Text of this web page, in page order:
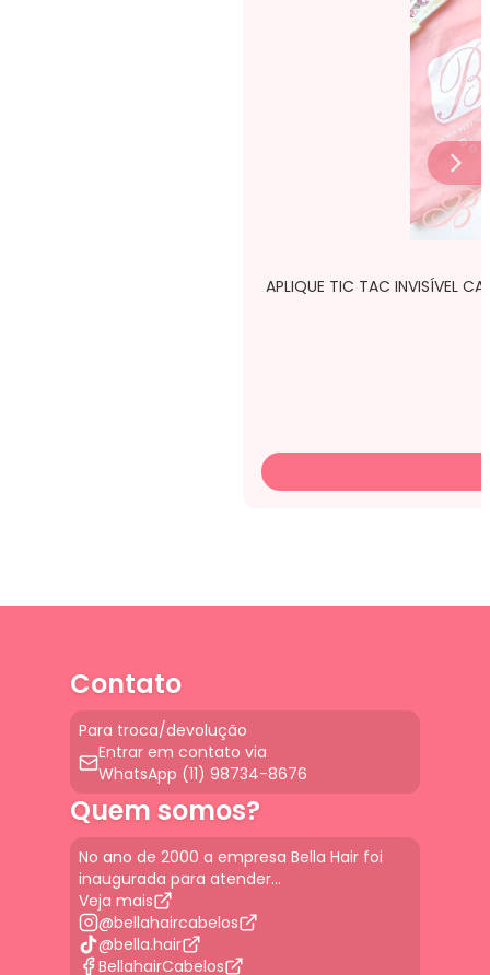
APLIQUE TIC TAC INVISÍVEL
Contato
Para troca/devolução
Entrar em contato via
WhatsApp (11) 98734-8676
Quem somos?
No ano de 2000 a empresa Bella Hair foi
inaugurada para atender...
Veja mais
@bellahaircabelos
@bella.hair
BellahairCabelos